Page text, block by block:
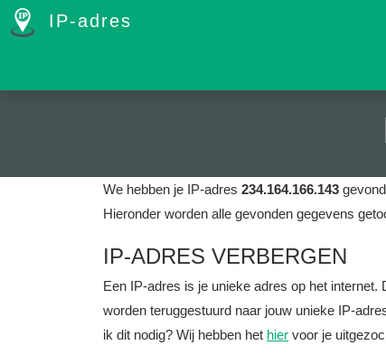
IP-adres
We hebben je IP-adres 234.164.166.143
Hieronder worden alle gevonden gegevens
IP-ADRES VERBERGEN
Een IP-adres is je unieke adres op het
worden teruggestuurd naar jouw unieke IP-
ik dit nodig? Wij hebben het hier voor je